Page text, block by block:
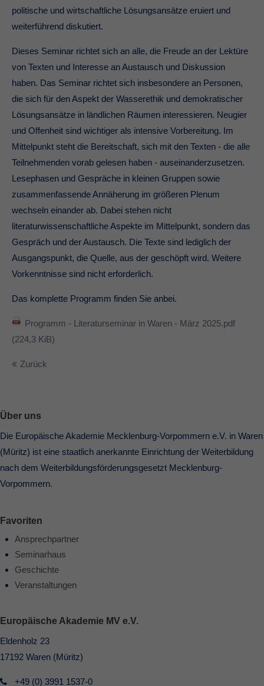
politische und wirtschaftliche Lösungsansätze eruiert und
weiterführend diskutiert.
Dieses Seminar richtet sich an alle, die Freude an der Lektüre
von Texten und Interesse an Austausch und Diskussion
haben. Das Seminar richtet sich insbesondere an Personen,
die sich für den Aspekt der Wasserethik und demokratischer
Lösungsansätze in ländlichen Räumen interessieren. Neugier
und Offenheit sind wichtiger als intensive Vorbereitung. Im
Mittelpunkt steht die Bereitschaft, sich mit den Texten - die alle
Teilnehmenden vorab gelesen haben - auseinanderzusetzen.
Lesephasen und Gespräche in kleinen Gruppen sowie
zusammenfassende Annäherung im größeren Plenum
wechseln einander ab. Dabei stehen nicht
literaturwissenschaftliche Aspekte im Mittelpunkt, sondern das
Gespräch und der Austausch. Die Texte sind lediglich der
Ausgangspunkt, die Quelle, aus der geschöpft wird. Weitere
Vorkenntnisse sind nicht erforderlich.
Das komplette Programm finden Sie anbei.
Programm - Literaturseminar in Waren - März 2025.pdf
(224,3 KiB)
Zurück
Über uns
Die Europäische Akademie Mecklenburg-Vorpommern e.V. in Waren
(Müritz) ist eine staatlich anerkannte Einrichtung der Weiterbildung
nach dem Weiterbildungsförderungsgesetzt Mecklenburg-
Vorpommern.
Favoriten
Ansprechpartner
Seminarhaus
Geschichte
Veranstaltungen
Europäische Akademie MV e.V.
Eldenholz 23
17192 Waren (Müritz)
+49 (0) 3991 1537-0